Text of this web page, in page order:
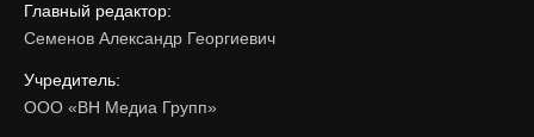
Главный редактор:
Семенов Александр Георгиевич
Учредитель:
ООО «ВН Медиа Групп»